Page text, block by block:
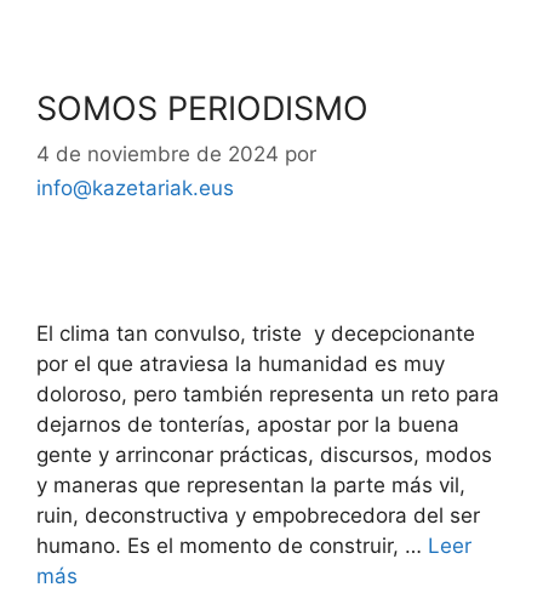
SOMOS PERIODISMO
4 de noviembre de 2024 por
info@kazetariak.eus
El clima tan convulso, triste y decepcionante
por el que atraviesa la humanidad es muy
doloroso, pero también representa un reto para
dejarnos de tonterías, apostar por la buena
gente y arrinconar prácticas, discursos, modos
y maneras que representan la parte más vil,
ruin, deconstructiva y empobrecedora del ser
humano. Es el momento de construir, … Leer
más